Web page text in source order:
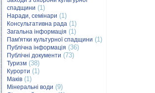
спадщини (1)
Наради, семінари (1)
Консультативна рада (1)
Загальна інформація (1)
Пам'ятки культурної спадщини (1)
Публічна інформація (36)
Публічні документи (73)
Туризм (38)
Курорти (1)
Маків (1)
Мінеральні води (9)